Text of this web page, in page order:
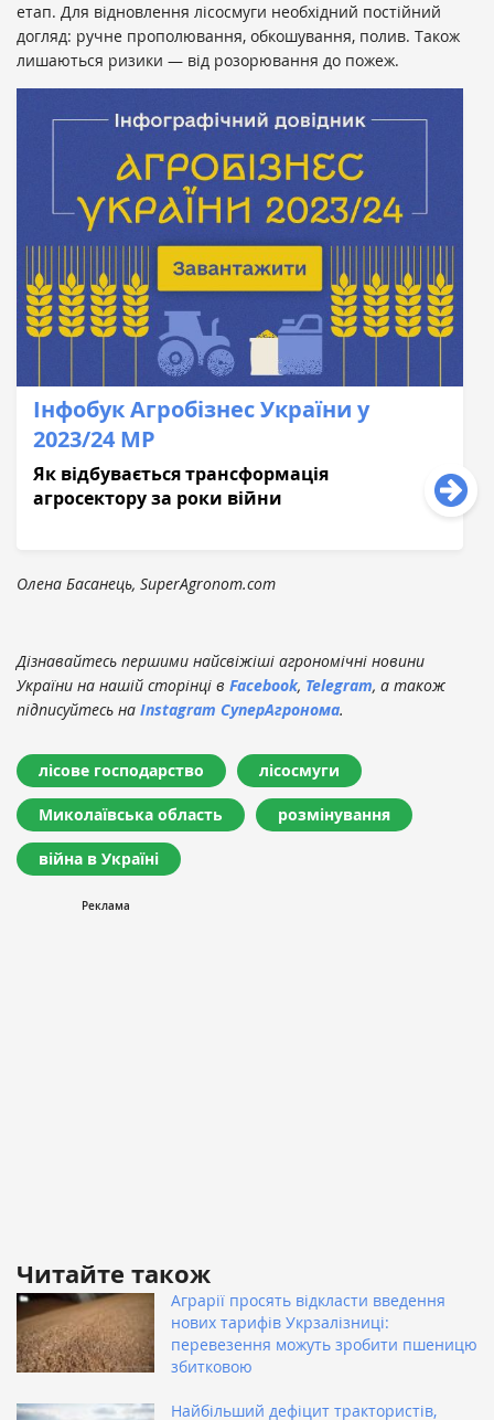
етап. Для відновлення лісосмуги необхідний постійний
догляд: ручне прополювання, обкошування, полив. Також
лишаються ризики — від розорювання до пожеж.
Інфобук Агробізнес України у
2023/24 МР
Як відбувається трансформація
агросектору за роки війни
Олена Басанець, SuperAgronom.com
Дізнавайтесь першими найсвіжіші агрономічні новини
України на нашій сторінці в Facebook, Telegram, а також
підписуйтесь на Instagram СуперАгронома.
лісове господарство лісосмуги
Миколаївська область розмінування
війна в Україні
Читайте також
Аграрії просять відкласти введення
нових тарифів Укрзалізниці:
перевезення можуть зробити пшеницю
збитковою
Найбільший дефіцит трактористів,